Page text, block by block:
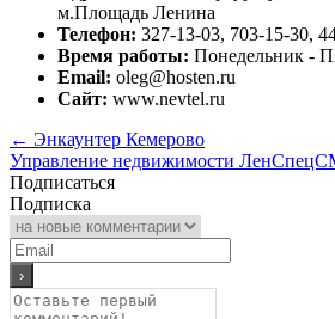
м.Площадь Ленина
Телефон: 327-13-03, 703-15-30,
Время работы: Понедельник -
Email: oleg@hosten.ru
Сайт: www.nevtel.ru
← Энкаунтер Кемерово
Управление недвижимости
Подписаться
Подписка